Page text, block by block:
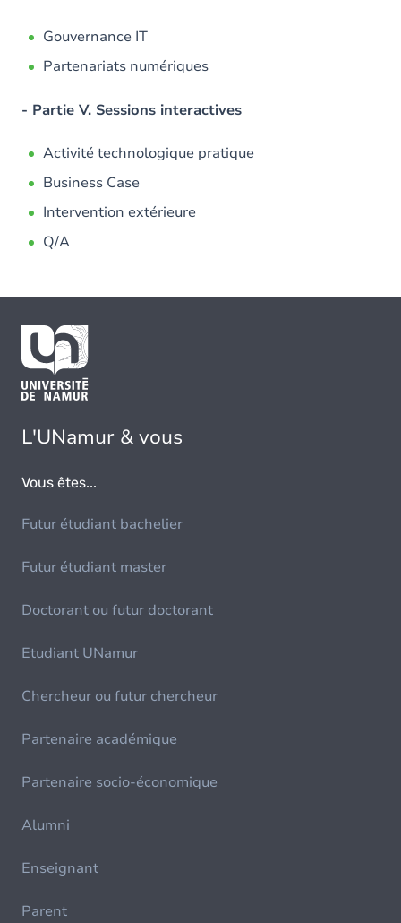
Gouvernance IT
Partenariats numériques
- Partie V. Sessions interactives
Activité technologique pratique
Business Case
Intervention extérieure
Q/A
L'UNamur & vous
Vous êtes...
Futur étudiant bachelier
Futur étudiant master
Doctorant ou futur doctorant
Etudiant UNamur
Chercheur ou futur chercheur
Partenaire académique
Partenaire socio-économique
Alumni
Enseignant
Parent